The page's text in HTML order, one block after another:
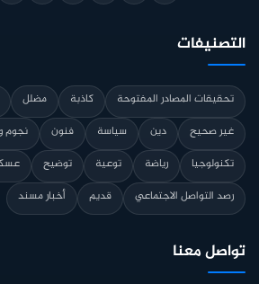
التصنيفات
تحقيقات المصادر المفتوحة كاذبة مضلل
غير صحيح
دين سياسة فنون نجوم
تكنولوجيا
رياضة توعية توضيح
رصد التواصل الاجتماعي
قديم أخبار مسند
تواصل معنا